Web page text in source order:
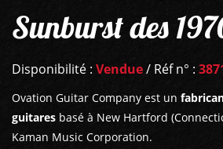
Sunburst des
Disponibilité : Vendue/ Réf n° :
Ovation Guitar Company est un
guitares basé à New Hartford
Kaman Music Corporation.